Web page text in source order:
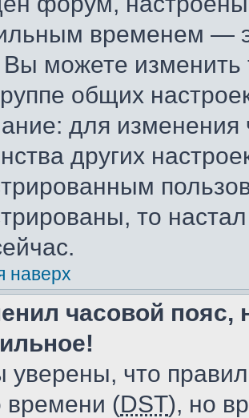
временем —
Вы можете изменить
общих
для изменения
других
то
наверх
часовой пояс,
уверены, что
времени (DST), но